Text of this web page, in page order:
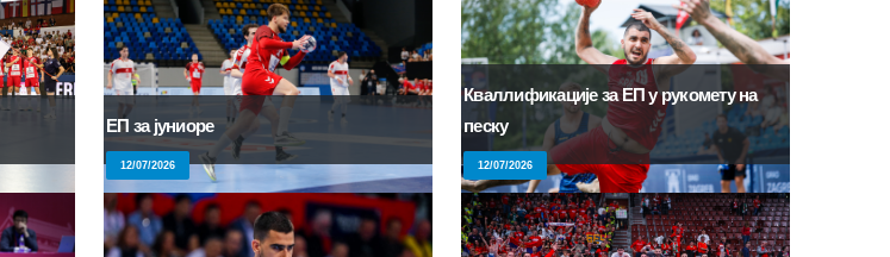
ЕП за јуниоре
12/07/2026
Кваллификације за ЕП у рукомету на
песку
12/07/2026